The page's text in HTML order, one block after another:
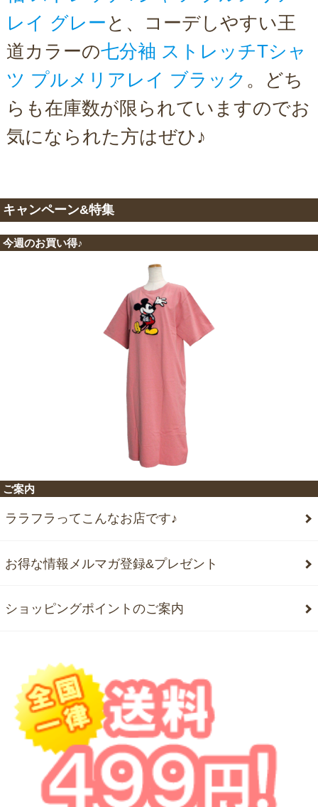
レイ グレー と、コーデしやすい王
道カラーの七分袖 ストレッチTシャ
ツ プルメリアレイ ブラック 。どち
らも在庫数が限られていますのでお
気になられた方はぜひ♪
キャンペーン&特集
今週のお買い得♪
ご案内
ララフラってこんなお店です♪
お得な情報メルマガ登録&プレゼント
ショッピングポイントのご案内